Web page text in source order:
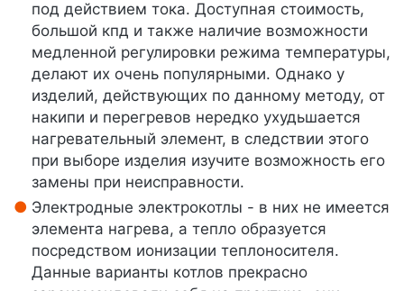
под действием тока. Доступная стоимость,
большой кпд и также наличие возможности
медленной регулировки режима температуры,
делают их очень популярными. Однако у
изделий, действующих по данному методу, от
накипи и перегревов нередко ухудьшается
нагревательный элемент, в следствии этого
при выборе изделия изучите возможность его
замены при неисправности.
Электродные электрокотлы - в них не имеется
элемента нагрева, а тепло образуется
посредством ионизации теплоносителя.
Данные варианты котлов прекрасно